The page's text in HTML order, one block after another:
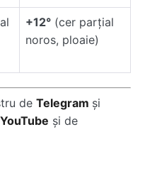
+12° (cer parţial
noros, ploaie)
deTelegram și
YouTube și de